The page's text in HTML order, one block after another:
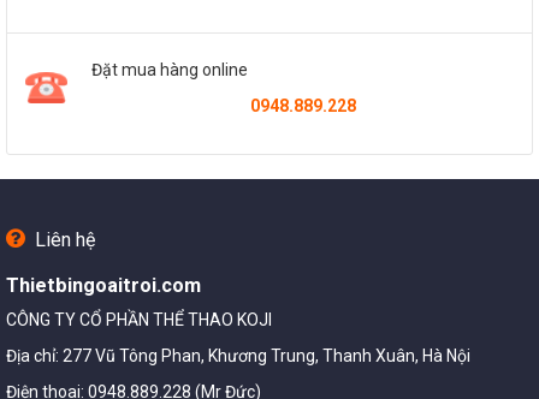
Đặt mua hàng online
0948.889.228
Liên hệ
Thietbingoaitroi.com
CÔNG TY CỔ PHẦN THỂ THAO KOJI
Địa chỉ: 277 Vũ Tông Phan, Khương Trung, Thanh Xuân, Hà Nội
Điện thoai: 0948.889.228 (Mr Đức)